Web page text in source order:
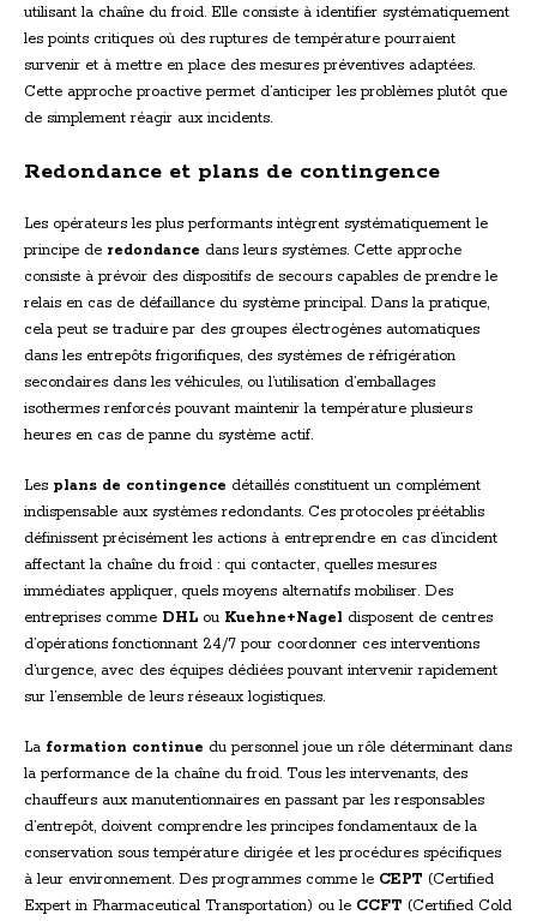
utilisant la chaîne du froid. Elle consiste à identifier systématiquement
les points critiques où des ruptures de température pourraient
survenir et à mettre en place des mesures préventives adaptées.
Cette approche proactive permet d’anticiper les problèmes plutôt que
de simplement réagir aux incidents.
Redondance et plans de contingence
Les opérateurs les plus performants intègrent systématiquement le
principe de redondance dans leurs systèmes. Cette approche
consiste à prévoir des dispositifs de secours capables de prendre le
relais en cas de défaillance du système principal. Dans la pratique,
cela peut se traduire par des groupes électrogènes automatiques
dans les entrepôts frigorifiques, des systèmes de réfrigération
secondaires dans les véhicules, ou l’utilisation d’emballages
isothermes renforcés pouvant maintenir la température plusieurs
heures en cas de panne du système actif.
Les plans de contingence détaillés constituent un complément
indispensable aux systèmes redondants. Ces protocoles préétablis
définissent précisément les actions à entreprendre en cas d’incident
affectant la chaîne du froid : qui contacter, quelles mesures
immédiates appliquer, quels moyens alternatifs mobiliser. Des
entreprises comme DHL ou Kuehne+Nagel disposent de centres
d’opérations fonctionnant 24/7 pour coordonner ces interventions
d’urgence, avec des équipes dédiées pouvant intervenir rapidement
sur l’ensemble de leurs réseaux logistiques.
La formation continue du personnel joue un rôle déterminant dans
la performance de la chaîne du froid. Tous les intervenants, des
chauffeurs aux manutentionnaires en passant par les responsables
d’entrepôt, doivent comprendre les principes fondamentaux de la
conservation sous température dirigée et les procédures spécifiques
à leur environnement. Des programmes comme le CEPT (Certified
Expert in Pharmaceutical Transportation) ou le CCFT (Certified Cold